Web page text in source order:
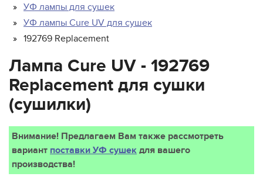
УФ лампы для сушек
УФ лампы Cure UV для сушек
192769 Replacement
Лампа Cure UV - 192769
Replacement для сушки
(сушилки)
Внимание! Предлагаем Вам также рассмотреть
вариант поставки УФ сушек для вашего
производства!